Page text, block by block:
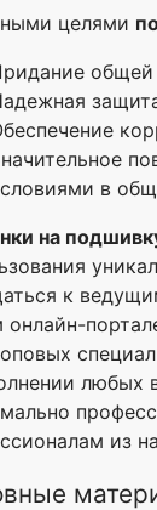
целями
общей
в
на
к
онлайн-
любых
из